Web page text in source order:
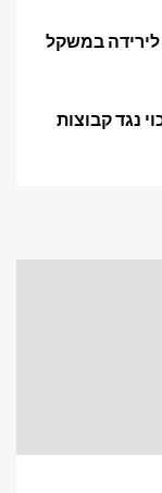
לירידה במשקל
נגד קבוצות